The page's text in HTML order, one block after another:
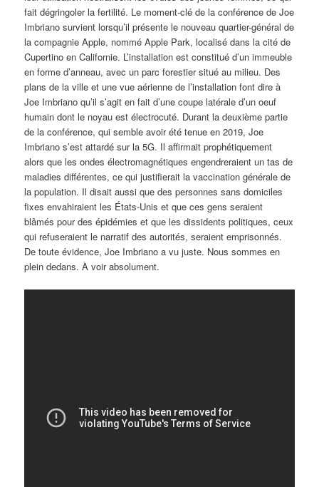
fait dégringoler la fertilité. Le moment-clé de la conférence de Joe
Imbriano survient lorsqu’il présente le nouveau quartier-général de
la compagnie Apple, nommé Apple Park, localisé dans la cité de
Cupertino en Californie. L’installation est constitué d’un immeuble
en forme d’anneau, avec un parc forestier situé au milieu. Des
plans de la ville et une vue aérienne de l’installation font dire à
Joe Imbriano qu’il s’agit en fait d’une coupe latérale d’un oeuf
humain dont le noyau est électrocuté. Durant la deuxième partie
de la conférence, qui semble avoir été tenue en 2019, Joe
Imbriano s’est attardé sur la 5G. Il affirmait prophétiquement
alors que les ondes électromagnétiques engendreraient un tas de
maladies différentes, ce qui justifierait la vaccination générale de
la population. Il disait aussi que des personnes sans domiciles
fixes envahiraient les États-Unis et que ces gens seraient
blâmés pour des épidémies et que les dissidents politiques, ceux
qui refuseraient le narratif des autorités, seraient emprisonnés.
De toute évidence, Joe Imbriano a vu juste. Nous sommes en
plein dedans. À voir absolument.